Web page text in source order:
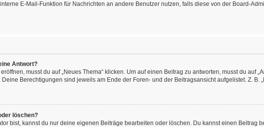
E-Mail-Funktion für Nachrichten an andere Benutzer nutzen, falls diese von der Board-
Antwort?
musst du auf „Neues Thema“ klicken. Um auf einen Beitrag zu antworten, musst du auf
Berechtigungen sind jeweils am Ende der Foren- und der Beitragsansicht aufgelistet. Z. B.
löschen?
bist, kannst du nur deine eigenen Beiträge bearbeiten oder löschen. Du kannst einen Beitrag